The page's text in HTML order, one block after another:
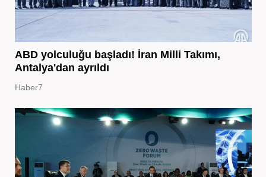
ABD yolculuğu başladı! İran Milli Takımı,
Antalya'dan ayrıldı
Haber7